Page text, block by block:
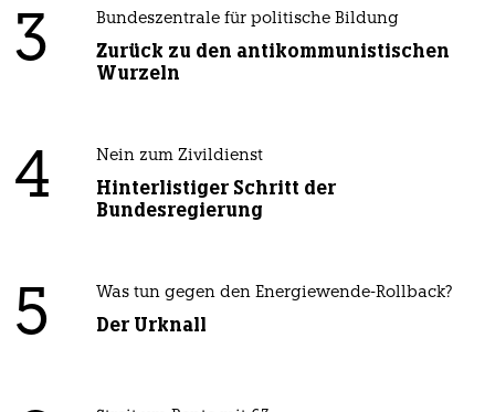
3 Bundeszentrale für politische Bildung
Zurück zu den antikommunistischen
Wurzeln
4 Nein zum Zivildienst
Hinterlistiger Schritt der
Bundesregierung
5 Was tun gegen den Energiewende-Rollback?
Der Urknall